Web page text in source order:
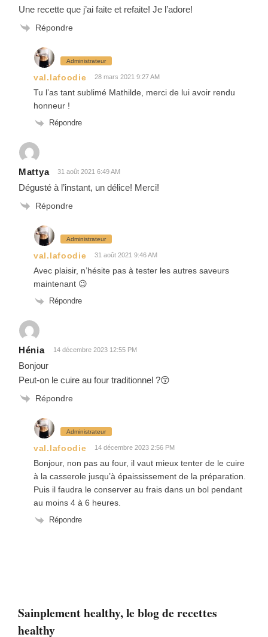
Sainplement healthy, le blog de recettes
healthy
Une recette que j’ai faite et refaite! Je l’adore!
Répondre
Administrateur
val.lafoodie 28 mars 2021 9:27 AM
Tu l’as tant sublimé Mathilde, merci de lui avoir rendu
honneur !
Répondre
Mattya 31 août 2021 6:49 AM
Dégusté à l’instant, un délice! Merci!
Répondre
Administrateur
val.lafoodie 31 août 2021 9:46 AM
Avec plaisir, n’hésite pas à tester les autres saveurs
maintenant 😉
Répondre
Hénia 14 décembre 2023 12:55 PM
Bonjour
Peut-on le cuire au four traditionnel ?😙
Répondre
Administrateur
val.lafoodie 14 décembre 2023 2:56 PM
Bonjour, non pas au four, il vaut mieux tenter de le cuire
à la casserole jusqu’à épaississement de la préparation.
Puis il faudra le conserver au frais dans un bol pendant
au moins 4 à 6 heures.
Répondre